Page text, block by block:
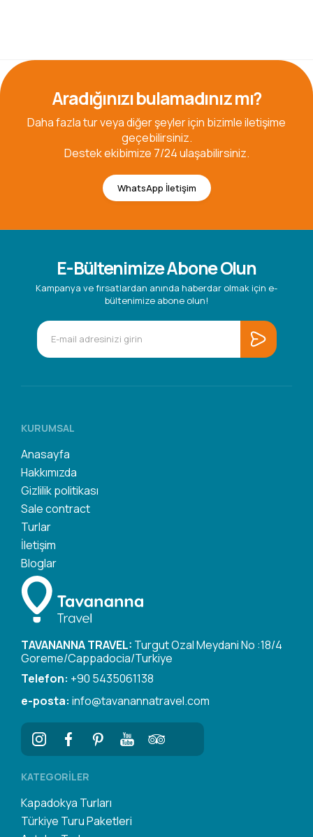
Aradığınızı bulamadınız mı?
Daha fazla tur veya diğer şeyler için bizimle iletişime
geçebilirsiniz.
Destek ekibimize 7/24 ulaşabilirsiniz.
WhatsApp İletişim
E-Bültenimize Abone Olun
Kampanya ve fırsatlardan anında haberdar olmak için e-
bültenimize abone olun!
KURUMSAL
Anasayfa
Hakkımızda
Gizlilik politikası
Sale contract
Turlar
İletişim
Bloglar
TAVANANNA TRAVEL: Turgut Ozal Meydani No :18/4
Goreme/Cappadocia/Turkiye
Telefon: +90 5435061138
e-posta: info@tavanannatravel.com
KATEGORILER
Kapadokya Turları
Türkiye Turu Paketleri